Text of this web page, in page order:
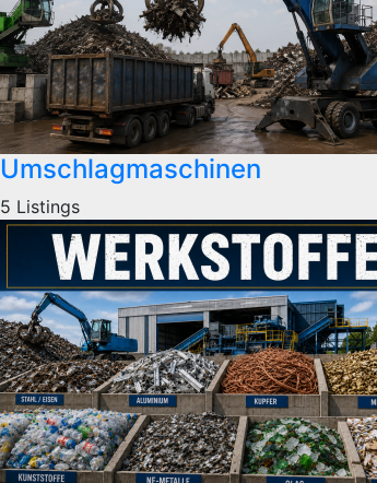
Umschlagmaschinen
5 Listings